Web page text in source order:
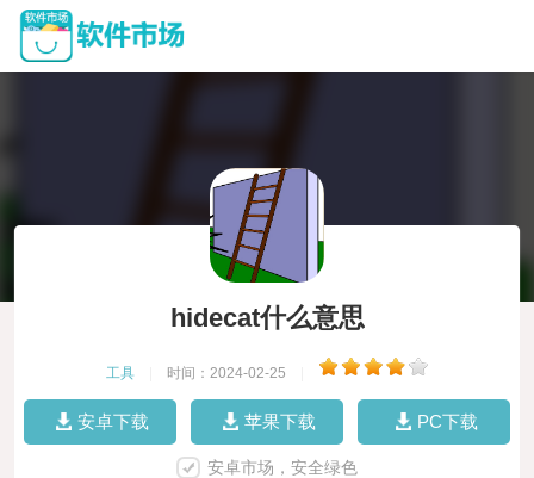
hidecat什么意思
工具 时间：2024-02-25
安卓下载 苹果下载 PC下载
安卓市场，安全绿色